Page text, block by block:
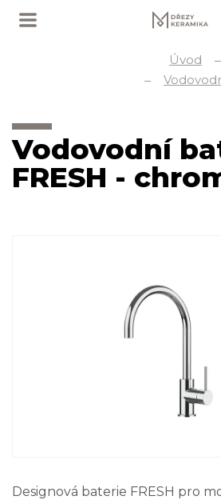
Úvod
Vodovodní
FRESH -
Designová baterie FRESH pro